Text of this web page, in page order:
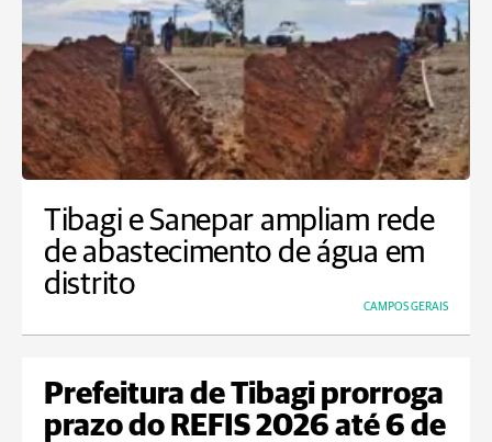
Tibagi e Sanepar ampliam rede
de abastecimento de água em
distrito
CAMPOS GERAIS
Prefeitura de Tibagi prorroga
prazo do REFIS 2026 até 6 de